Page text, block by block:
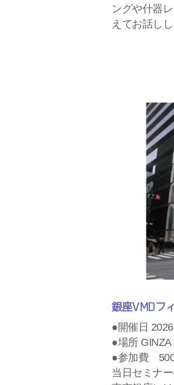
ングや什器
えてお話しし
銀座VMDフ
●開催日
●場所
●参加費
当日セミナ